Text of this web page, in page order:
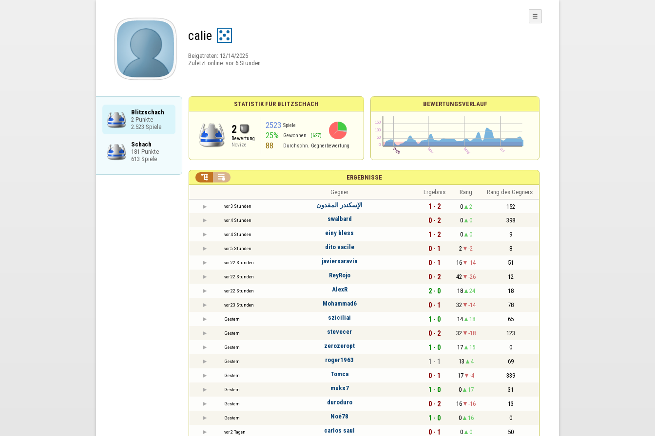
calie
Beigetreten: 12/14/2025
Zuletzt online: vor 6 Stunden
☰
Blitzschach
2 Punkte
2.523 Spiele
Schach
181 Punkte
613 Spiele
STATISTIK FÜR BLITZSCHACH
2
Bewertung
Novize
2523 Spiele
25% Gewonnen (627)
88 Durchschn. Gegnerbewertung
BEWERTUNGSVERLAUF
ERGEBNISSE
 
Gegner Ergebnis Rang Rang des Gegners
vor 3 Stunden الإسكندر المقدون 1 - 2 0 2 152
vor 4 Stunden swalbard 0 - 2 0 0 398
vor 4 Stunden einy bless 1 - 2 0 0 9
vor 5 Stunden dito vacile 0 - 1 2 -2 8
vor 22 Stunden javiersaravia 0 - 1 16 -14 51
vor 22 Stunden ReyRojo 0 - 2 42 -26 12
vor 22 Stunden AlexR 2 - 0 18 24 18
vor 23 Stunden Mohammad6 0 - 1 32 -14 78
Gestern sziciliai 1 - 0 14 18 65
Gestern stevecer 0 - 2 32 -18 123
Gestern zerozeropt 1 - 0 17 15 0
Gestern roger1963 1 - 1 13 4 69
Gestern Tomca 0 - 1 17 -4 339
Gestern muks7 1 - 0 0 17 31
Gestern duroduro 0 - 2 16 -16 13
Gestern Noé78 1 - 0 0 16 0
vor 2 Tagen carlos saul 0 - 1 0 0 50